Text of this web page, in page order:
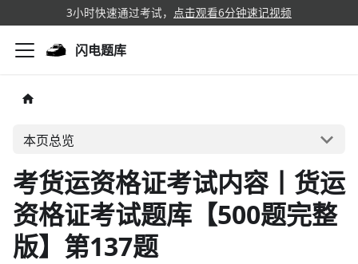
3小时快速通过考试， 点击观看6分钟速记视频
闪电题库
本页总览
考货运资格证考试内容丨货运
资格证考试题库【500题完整
版】第137题